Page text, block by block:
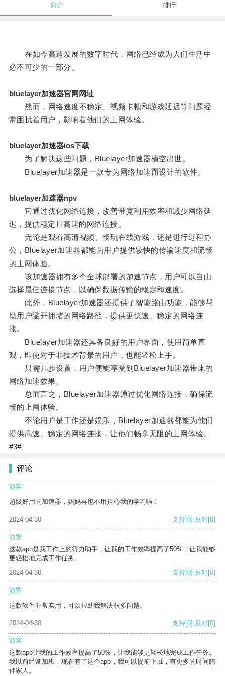
简介 排行
在如今高速发展的数字时代，网络已经成为人们生活中
必不可少的一部分。
bluelayer加速器官网网址
然而，网络速度不稳定、视频卡顿和游戏延迟等问题经
常困扰着用户，影响着他们的上网体验。
bluelayer加速器ios下载
为了解决这些问题，Bluelayer加速器横空出世。
Bluelayer加速器是一款专为网络加速而设计的软件。
bluelayer加速器npv
它通过优化网络连接，改善带宽利用效率和减少网络延
迟，提供稳定且高速的网络连接。
无论是观看高清视频、畅玩在线游戏，还是进行远程办
公，Bluelayer加速器都能为用户提供较快的传输速度和流畅
的上网体验。
该加速器拥有多个全球部署的加速节点，用户可以自由
选择最佳连接节点，以确保数据传输的稳定和速度。
此外，Bluelayer加速器还提供了智能路由功能，能够帮
助用户避开拥堵的网络路径，提供更快速、稳定的网络连
接。
Bluelayer加速器还具备良好的用户界面，使用简单直
观，即使对于非技术背景的用户，也能轻松上手。
只需几步设置，用户便能享受到Bluelayer加速器带来的
网络加速效果。
总而言之，Bluelayer加速器通过优化网络连接，确保流
畅的上网体验。
不论用户是工作还是娱乐，Bluelayer加速器都能为他们
提供高速、稳定的网络连接，让他们畅享无阻的上网体验。
#3#
评论
游客
超级好用的加速器，妈妈再也不用担心我的学习啦！
2024-04-30 支持[0] 反对[0]
游客
这款app是我工作上的得力助手，让我的工作效率提高了50%，让我能够
更轻松地完成工作任务。
2024-04-30
支持[0] 反对[0]
游客
这款软件非常实用，可以帮助我解决很多问题。
2024-04-30 支持[0] 反对[0]
游客
这款app让我的工作效率提高了50%，让我能够更轻松地完成工作任务。
我以前经常加班，现在有了这个app，我可以提前下班，有更多的时间陪
伴家人。